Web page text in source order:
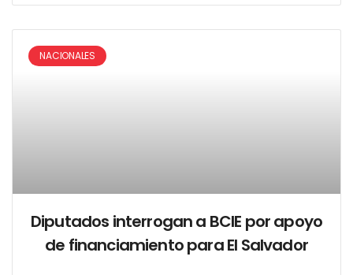
NACIONALES
Diputados interrogan a BCIE por apoyo
de financiamiento para El Salvador